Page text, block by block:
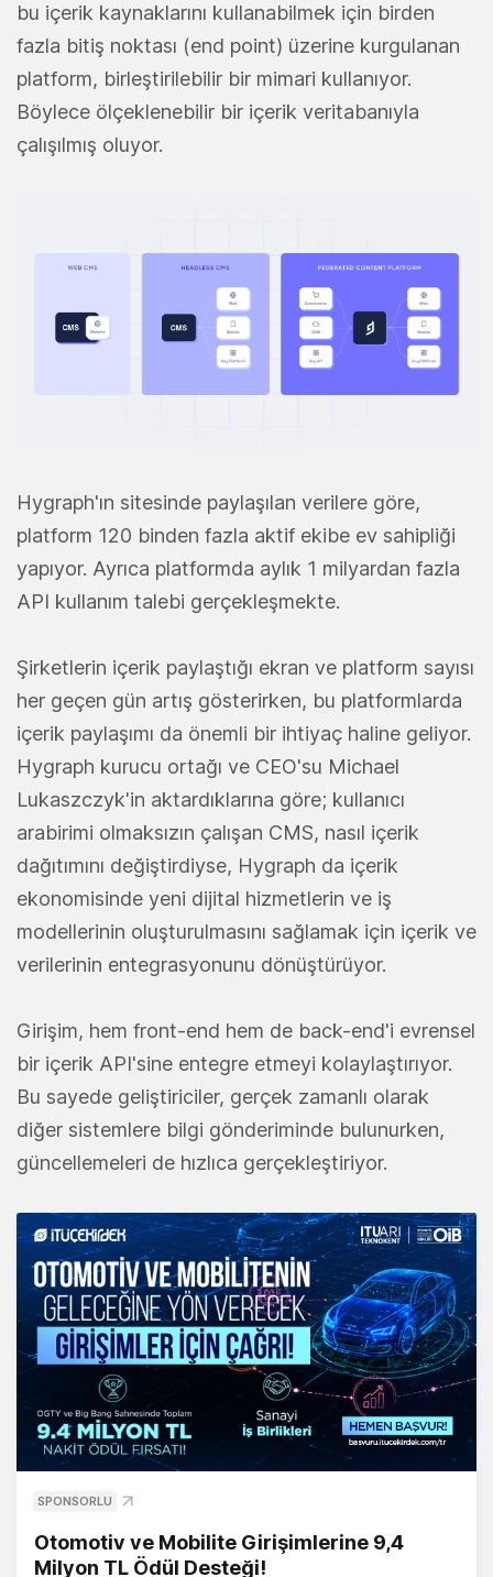
bu içerik kaynaklarını kullanabilmek için birden
fazla bitiş noktası (end point) üzerine kurgulanan
platform, birleştirilebilir bir mimari kullanıyor.
Böylece ölçeklenebilir bir içerik veritabanıyla
çalışılmış oluyor.
Hygraph'ın sitesinde paylaşılan verilere göre,
platform 120 binden fazla aktif ekibe ev sahipliği
yapıyor. Ayrıca platformda aylık 1 milyardan fazla
API kullanım talebi gerçekleşmekte.
Şirketlerin içerik paylaştığı ekran ve platform sayısı
her geçen gün artış gösterirken, bu platformlarda
içerik paylaşımı da önemli bir ihtiyaç haline geliyor.
Hygraph kurucu ortağı ve CEO'su Michael
Lukaszczyk'in aktardıklarına göre; kullanıcı
arabirimi olmaksızın çalışan CMS, nasıl içerik
dağıtımını değiştirdiyse, Hygraph da içerik
ekonomisinde yeni dijital hizmetlerin ve iş
modellerinin oluşturulmasını sağlamak için içerik ve
verilerinin entegrasyonunu dönüştürüyor.
Girişim, hem front-end hem de back-end'i evrensel
bir içerik API'sine entegre etmeyi kolaylaştırıyor.
Bu sayede geliştiriciler, gerçek zamanlı olarak
diğer sistemlere bilgi gönderiminde bulunurken,
güncellemeleri de hızlıca gerçekleştiriyor.
SPONSORLU
Otomotiv ve Mobilite Girişimlerine 9,4
Milyon TL Ödül Desteği!